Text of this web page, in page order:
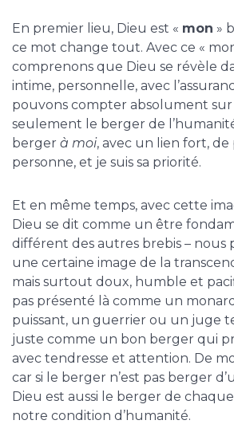
En premier lieu, Dieu est « mon »
ce mot change tout. Avec ce «
comprenons que Dieu se révèle
intime, personnelle, avec
pouvons compter absolument sur
seulement le berger de
berger à moi, avec un lien fort, de
personne, et je suis sa priorité.
Et en même temps, avec cette
Dieu se dit comme un être
différent des autres brebis – nous
une certaine image de la
mais surtout doux, humble et
pas présenté là comme un
puissant, un guerrier ou un juge
juste comme un bon berger qui
avec tendresse et attention. De
car si le berger n’est pas berger
Dieu est aussi le berger de
notre condition d’humanité.